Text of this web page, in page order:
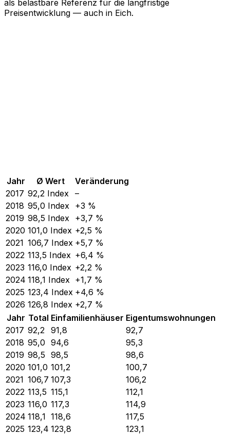
als belastbare Referenz für die langfristige
Preisentwicklung — auch in Eich.
Jahr Ø Wert
Veränderung
2017 92,2 Index –
2018 95,0 Index +3 %
2019 98,5 Index +3,7 %
2020 101,0 Index +2,5 %
2021 106,7 Index +5,7 %
2022 113,5 Index +6,4 %
2023 116,0 Index +2,2 %
2024 118,1 Index +1,7 %
2025 123,4 Index +4,6 %
2026 126,8 Index +2,7 %
Jahr Total Einfamilienhäuser Eigentumswohnungen
2017 92,2 91,8
92,7
2018 95,0 94,6
95,3
2019 98,5 98,5
98,6
2020 101,0 101,2
100,7
2021 106,7 107,3
106,2
2022 113,5 115,1
112,1
2023 116,0 117,3
114,9
2024 118,1 118,6
117,5
2025 123,4 123,8
123,1